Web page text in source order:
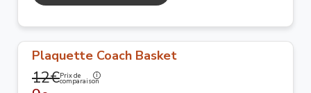
Plaquette Coach Basket
12€Prix de
comparaison